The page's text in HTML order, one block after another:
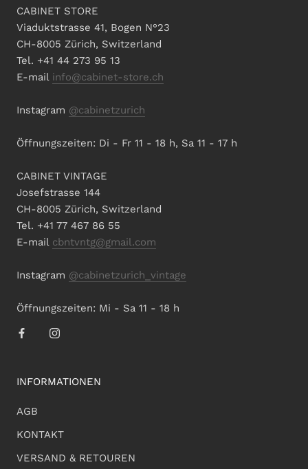
CABINET STORE
Viaduktstrasse 41, Bogen N°23
CH-8005 Zürich, Switzerland
Tel. +41 44 273 95 13
E-mail info@cabinet-store.ch
Instagram @cabinetzurich
Öffnungszeiten: Di - Fr 11 - 18 h, Sa 11 - 17 h
CABINET VINTAGE
Josefstrasse 144
CH-8005 Zürich, Switzerland
Tel. +41 77 467 86 55
E-mail cbntvntg@gmail.com
Instagram @cabinetzurich_vintage
Öffnungszeiten: Mi - Sa 11 - 18 h
INFORMATIONEN
AGB
KONTAKT
VERSAND & RETOUREN